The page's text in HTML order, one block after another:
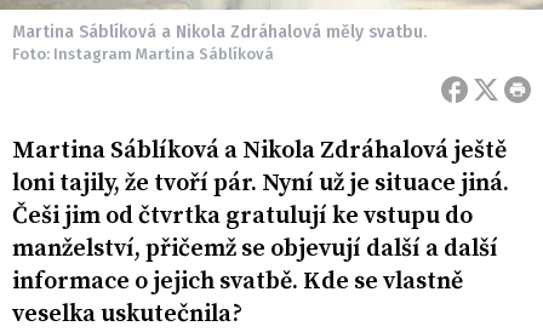
Martina Sáblíková a Nikola Zdráhalová měly svatbu.
Foto: Instagram Martina Sáblíková
Martina Sáblíková a Nikola Zdráhalová ještě
loni tajily, že tvoří pár. Nyní už je situace jiná.
Češi jim od čtvrtka gratulují ke vstupu do
manželství, přičemž se objevují další a další
informace o jejich svatbě. Kde se vlastně
veselka uskutečnila?